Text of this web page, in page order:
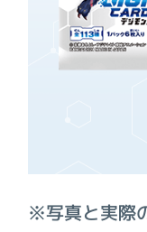
※写真と実際